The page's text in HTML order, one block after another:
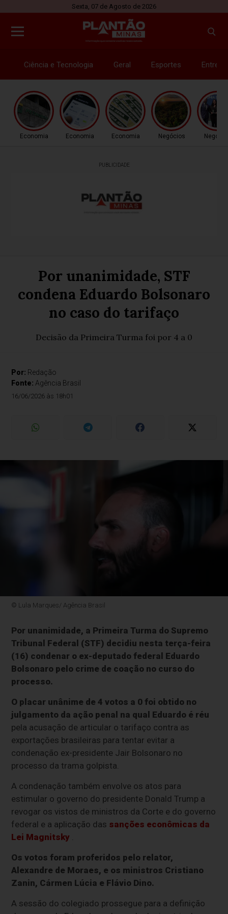
Sexta, 07 de Agosto de 2026
Ciência e Tecnologia Geral Esportes
Economia Economia Economia Negócios
PUBLICIDADE
Por unanimidade, STF
condena Eduardo Bolsonaro
no caso do tarifaço
Decisão da Primeira Turma foi por 4 a 0
Por: Redação
Fonte: Agência Brasil
16/06/2026 às 18h01
© Lula Marques/ Agência Brasil
Por unanimidade, a Primeira Turma do Supremo
Tribunal Federal (STF) decidiu nesta terça-feira
(16) condenar o ex-deputado federal Eduardo
Bolsonaro pelo crime de coação no curso do
processo.
O placar unânime de 4 votos a 0 foi obtido no
julgamento da ação penal na qual Eduardo é réu
pela acusação de articular o tarifaço contra as
exportações brasileiras para tentar evitar a
condenação ex-presidente Jair Bolsonaro no
processo da trama golpista.
A condenação também envolve os atos para
estimular o governo do presidente Donald Trump a
revogar os vistos de ministros da Corte e do governo
federal e a aplicação das sanções econômicas da
Lei Magnitsky .
Os votos foram proferidos pelo relator,
Alexandre de Moraes, e os ministros Cristiano
Zanin, Cármen Lúcia e Flávio Dino.
A sessão do colegiado prossegue para a definição